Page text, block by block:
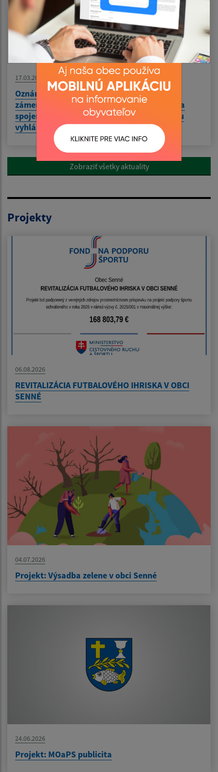
Nezobrazovať
17.03.2026
Oznámenie o začatí konania o stavebnom
zámere a upustení od ústneho pojednávania
spojeného s miestnou obhliadkou - verejnou
vyhláškou
Zobraziť všetky aktuality
Projekty
06.08.2026
REVITALIZÁCIA FUTBALOVÉHO IHRISKA V OBCI
SENNÉ
04.07.2026
Projekt: Výsadba zelene v obci Senné
24.06.2026
Projekt: MOaPS publicita